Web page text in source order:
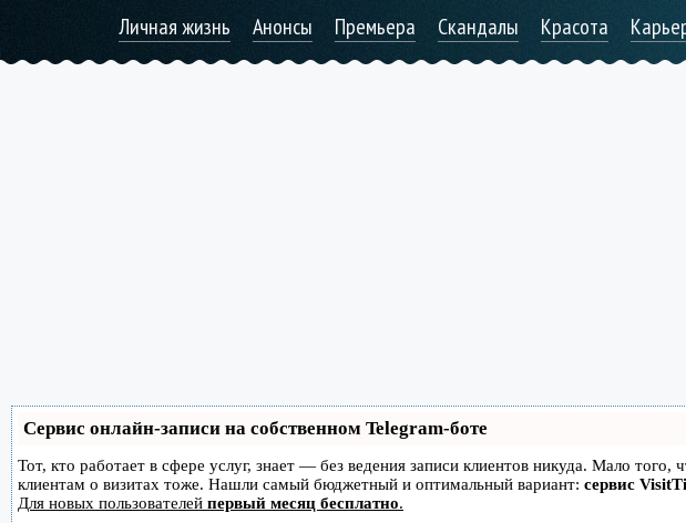
Личная жизнь Анонсы Премьера Скандалы Красота
Сервис онлайн-записи на собственном Telegram-боте
Тот, кто работает в сфере услуг, знает — без ведения записи клиентов никуда. Мало
клиентам о визитах тоже. Нашли самый бюджетный и оптимальный вариант: сервис
Для новых пользователей первый месяц бесплатно.